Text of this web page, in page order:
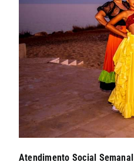
Atendimento Social Semanal